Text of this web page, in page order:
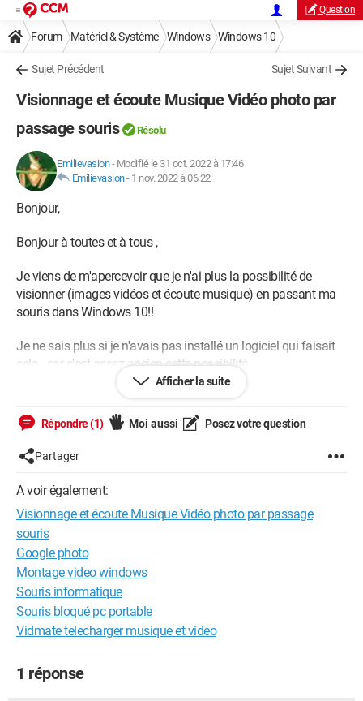
Question
Forum Matériel & Système Windows Windows 10
Sujet Précédent Sujet Suivant
Visionnage et écoute Musique Vidéo photo par
passage souris
Résolu
Emilievasion- Modifié le 31 oct. 2022 à 17:46
Emilievasion- 1 nov. 2022 à 06:22
Bonjour,
Bonjour à toutes et à tous ,
Je viens de m'apercevoir que je n'ai plus la possibilité de
visionner (images vidéos et écoute musique) en passant ma
souris dans Windows 10!!
Je ne sais plus si je n'avais pas installé un logiciel qui faisait
cela . car c'est assez ancien cette possibilité .
Je pouvait en passant ma souris sur les photos , les avoir en
encart mais pas que dans le volet de visualisation
Pour les vidéos en passant sur le nom , les voir pareil dans un
encart dans lequel elles se déclenchaient
Pareil pour la musique le morceau se lançait au passage de
ma souris
Pratique pour trier
Merci à tous pour une solution
Windows / Chrome 106.0.0.0
Afficher la suite
Répondre (1) Moi aussi Posez votre question
Partager
A voir également:
Visionnage et écoute Musique Vidéo photo par passage
souris
Google photo
Montage video windows
Souris informatique
Souris bloqué pc portable
Vidmate telecharger musique et video
1 réponse